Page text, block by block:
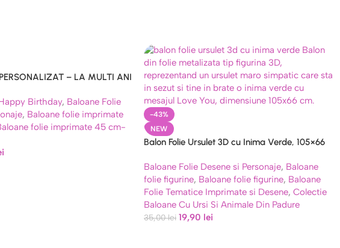
– LA MULTI ANI
Birthday, Baloane Folie
, Baloane folie imprimate
folie imprimate 45 cm-
-43%
NEW
Balon Folie Ursulet 3D cu Inima Verde, 105×66
Baloane Folie Desene si Personaje, Baloane
folie figurine, Baloane folie figurine, Baloane
Folie Tematice Imprimate si Desene, Colectie
Baloane Cu Ursi Si Animale Din Padure
35,00lei 19,90 lei